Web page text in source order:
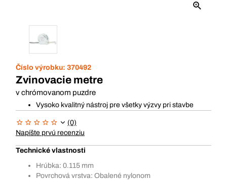
Číslo výrobku: 370492
Zvinovacie metre
v chrómovanom puzdre
Vysoko kvalitný nástroj pre všetky výzvy pri stavbe
(0)
Napíšte prvú recenziu
Technické vlastnosti
Hrúbka: 0.115 mm
Povrchová vrstva: Obalené nylonom